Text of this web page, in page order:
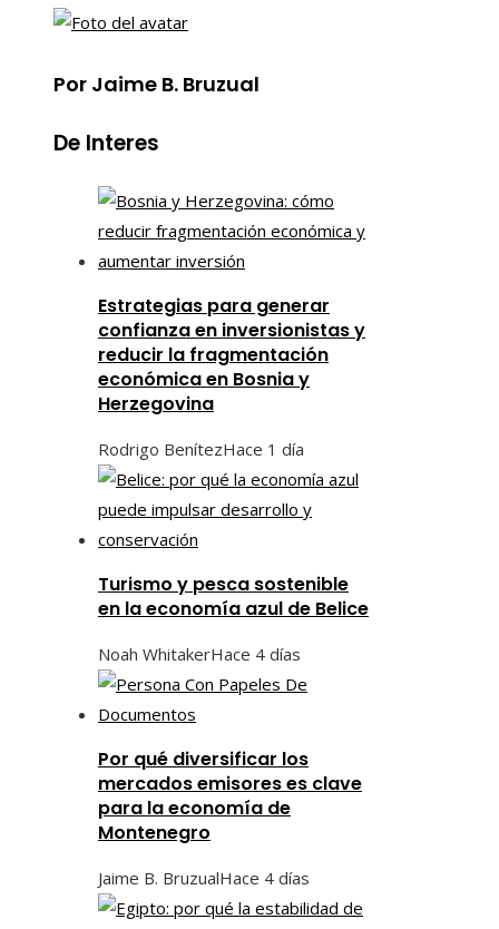
Por Jaime B. Bruzual
De Interes
Estrategias para generar
confianza en inversionistas y
reducir la fragmentación
económica en Bosnia y
Herzegovina
Rodrigo BenítezHace 1 día
Turismo y pesca sostenible
en la economía azul de Belice
Noah WhitakerHace 4 días
Por qué diversificar los
mercados emisores es clave
para la economía de
Montenegro
Jaime B. BruzualHace 4 días